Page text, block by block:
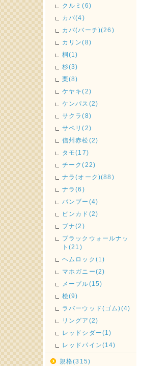
クルミ(6)
カバ(4)
カバ(バーチ)(26)
カリン(8)
桐(1)
杉(3)
栗(8)
ケヤキ(2)
ケンパス(2)
サクラ(8)
サペリ(2)
信州赤松(2)
タモ(17)
チーク(22)
ナラ(オーク)(88)
ナラ(6)
バンブー(4)
ピンカド(2)
ブナ(2)
ブラックウォールナッ
ト(21)
ヘムロック(1)
マホガニー(2)
メープル(15)
桧(9)
ラバーウッド(ゴム)(4)
リングア(2)
レッドシダー(1)
レッドパイン(14)
規格(315)